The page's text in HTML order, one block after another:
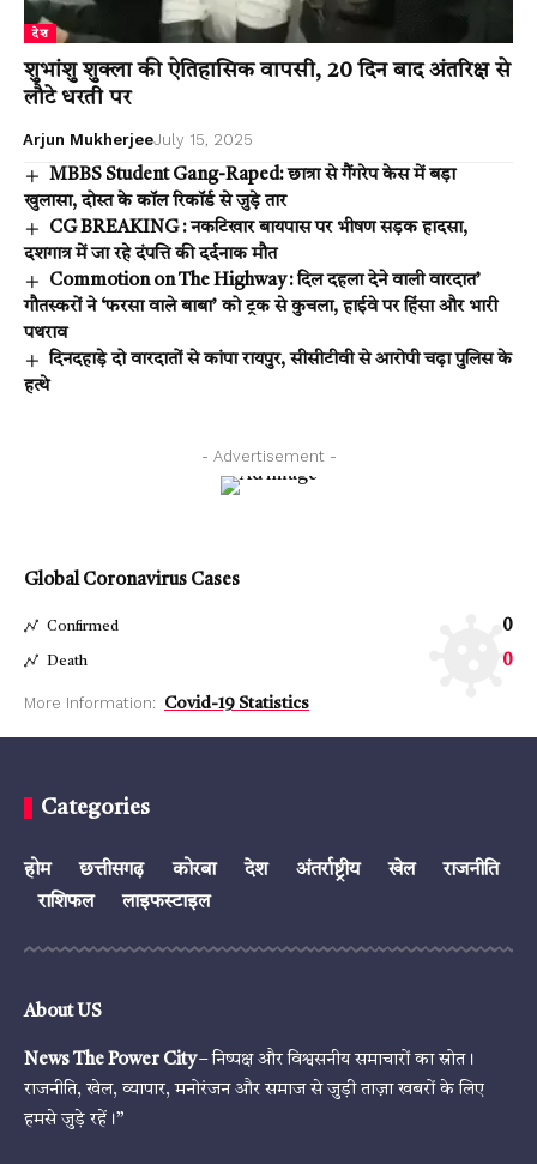
देश
शुभांशु शुक्ला की ऐतिहासिक वापसी, 20 दिन बाद अंतरिक्ष से
लौटे धरती पर
Arjun MukherjeeJuly 15, 2025
MBBS Student Gang-Raped: छात्रा से गैंगरेप केस में बड़ा
खुलासा, दोस्त के कॉल रिकॉर्ड से जुड़े तार
CG BREAKING : नकटिखार बायपास पर भीषण सड़क हादसा,
दशगात्र में जा रहे दंपत्ति की दर्दनाक मौत
Commotion on The Highway : दिल दहला देने वाली वारदात’
गौतस्करों ने ‘फरसा वाले बाबा’ को ट्रक से कुचला, हाईवे पर हिंसा और भारी
पथराव
दिनदहाड़े दो वारदातों से कांपा रायपुर, सीसीटीवी से आरोपी चढ़ा पुलिस के
हत्थे
- Advertisement -
Global Coronavirus Cases
Confirmed 0
Death 0
More Information: Covid-19 Statistics
Categories
होम छत्तीसगढ़ कोरबा देश अंतर्राष्ट्रीय खेल
राजनीति
राशिफल
लाइफस्टाइल
About US
News The Power City– निष्पक्ष और विश्वसनीय समाचारों का स्रोत।
राजनीति, खेल, व्यापार, मनोरंजन और समाज से जुड़ी ताज़ा खबरों के लिए
हमसे जुड़े रहें।”